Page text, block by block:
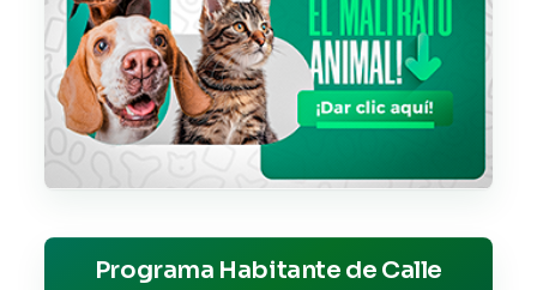
Programa Habitante de Calle